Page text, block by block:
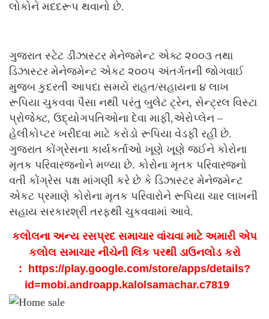
લોકોને મદદરૂપ થવાનો છે.
ગુજરાત સ્ટેટ ડીઝાસ્ટર મેનેજમેન્ટ એક્ટ ૨૦૦૩ તથા
ડિઝાસ્ટર મેનેજમેન્ટ એકટ ૨૦૦૫ અંતર્ગતની જોગવાઈ
મુજબ કુદરતી આપદા સમયે રાહત/સહાયના ૪ લાખ
રૂપિયા ચુકવવા પૈસા નથી પરંતુ બુલેટ ટ્રેન, સેન્ટ્રલ વિસ્ટા
પ્રોજેક્ટ, ઉદ્યોગપતિઓના દેવા માફી,એરોપ્લેન –
હેલીકોપ્ટર ખરીદવા માટે કરોડો રૂપિયા વેડફી રહી છે.
ગુજરાત કોંગ્રેસના કાર્યકર્તાઓ ખૂણે ખૂણે જઈને કોરોના
મૃતક પરિવારજનોને મળ્યા છે. કોરોના મૃતક પરિવારજનો
વતી કોંગ્રેસ પક્ષ માંગણી કરે છે કે ડિઝાસ્ટર મેનેજમેન્ટ
એકટ પ્રમાણે કોરોના મૃતક પરિવારોને રૂપિયા ચાર લાખની
સહાય સરકારશ્રી તરફથી ચુકવવામાં આવે.
કલોલના અન્ય રસપ્રદ સમાચાર વાંચવા માટે અમારી એપ
કલોલ સમાચાર નીચેની લિંક પરથી ડાઉનલોડ કરો
:
https://play.google.com/store/apps/details?
id=mobi.androapp. kalolsamachar.c7819